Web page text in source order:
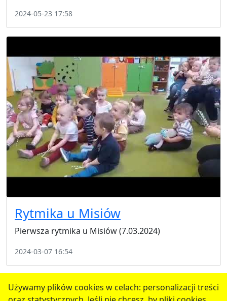
Używamy plików cookies w celach: personalizacji treści
2024-05-23 17:58
Rytmika u Misiów
Pierwsza rytmika u Misiów (7.03.2024)
2024-03-07 16:54
1 2 3 4 5 następne